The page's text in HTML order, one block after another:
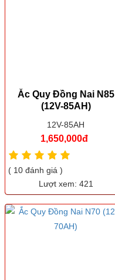
Ắc Quy Đồng Nai N85
(12V-85AH)
12V-85AH
1,650,000đ
( 10 đánh giá )
Lượt xem: 421